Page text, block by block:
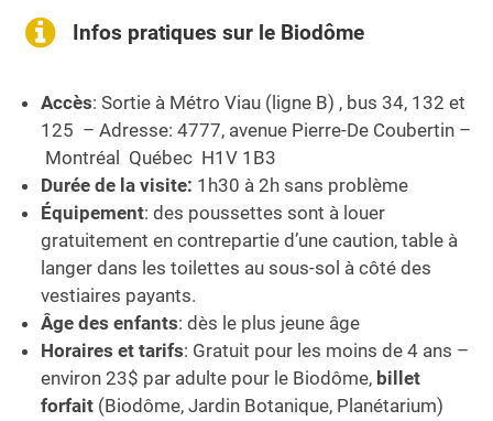
Infos pratiques sur le Biodôme
Accès: Sortie à Métro Viau (ligne B) , bus 34, 132 et
125 – Adresse: 4777, avenue Pierre-De Coubertin –
Montréal Québec H1V 1B3
Durée de la visite: 1h30 à 2h sans problème
Équipement: des poussettes sont à louer
gratuitement en contrepartie d’une caution, table à
langer dans les toilettes au sous-sol à côté des
vestiaires payants.
Âge des enfants: dès le plus jeune âge
Horaires et tarifs: Gratuit pour les moins de 4 ans –
environ 23$ par adulte pour le Biodôme, billet
forfait (Biodôme, Jardin Botanique, Planétarium)